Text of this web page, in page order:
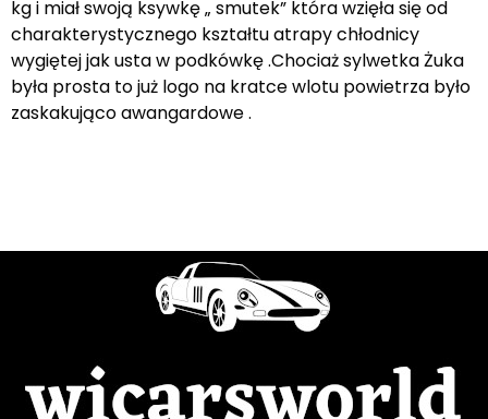
kg i miał swoją ksywkę „ smutek” która wzięła się od
charakterystycznego kształtu atrapy chłodnicy
wygiętej jak usta w podkówkę .Chociaż sylwetka Żuka
była prosta to już logo na kratce wlotu powietrza było
zaskakująco awangardowe .